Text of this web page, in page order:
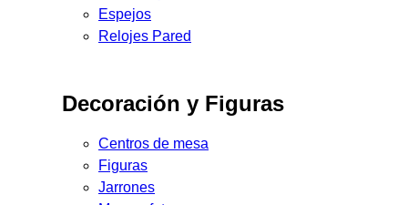
Espejos
Relojes Pared
Decoración y Figuras
Centros de mesa
Figuras
Jarrones